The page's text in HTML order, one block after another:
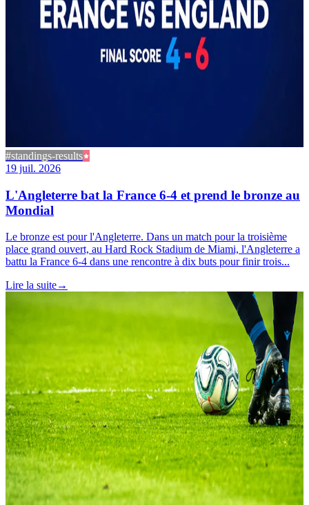
#standings-results
19 juil. 2026
L'Angleterre bat la France 6-4 et prend le bronze au
Mondial
Le bronze est pour l'Angleterre. Dans un match pour la troisième
place grand ouvert, au Hard Rock Stadium de Miami, l'Angleterre a
battu la France 6-4 dans une rencontre à dix buts pour finir trois...
Lire la suite→